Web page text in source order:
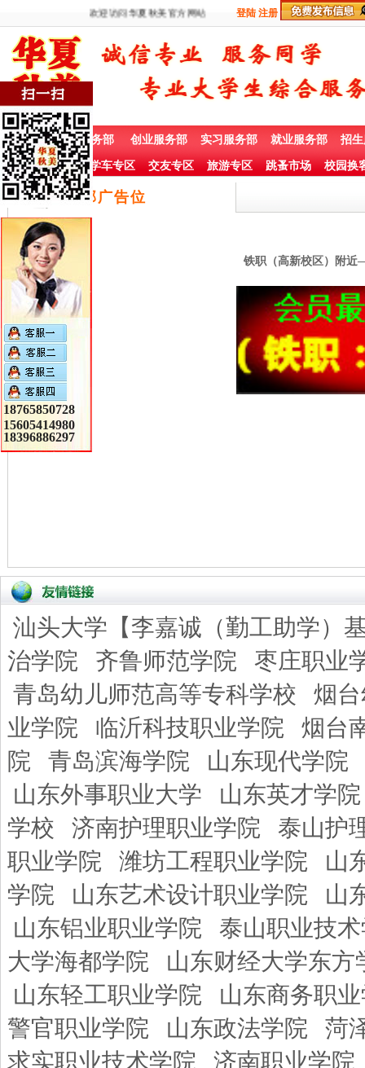
欢迎访问华夏秋美官方网站 登陆 注册
首 页 兼职服务部 创业服务部 实习服务部 就业服务部 招
社团赞助专栏 学车专区 交友专区 旅游专区 跳蚤市场 校园换
底部广告位
铁职（高新校区）附近
汕头大学【李嘉诚（勤工助学）
治学院
齐鲁师范学院
枣庄职业
青岛幼儿师范高等专科学校
烟
业学院
临沂科技职业学院
烟台
院
青岛滨海学院
山东现代学院
山东外事职业大学
山东英才学院
学校
济南护理职业学院
泰山护
职业学院
潍坊工程职业学院
山
学院
山东艺术设计职业学院
山
山东铝业职业学院
泰山职业技
大学海都学院
山东财经大学东方
山东轻工职业学院
山东商务职
警官职业学院
山东政法学院
菏
求实职业技术学院
济南职业学院
18765850728
15605414980
18396886297